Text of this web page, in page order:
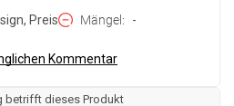
Preis Mängel -
Kommentar
betrifft dieses Produkt